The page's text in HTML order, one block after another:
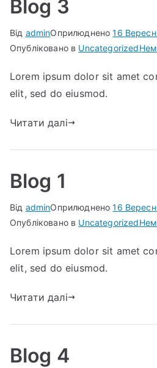
Blog 3
Від adminОприлюднено16
Опубліковано в Uncategorized
Lorem ipsum dolor sit amet
elit, sed do eiusmod.
Читати далі
Blog 1
Від adminОприлюднено16
Опубліковано в Uncategorized
Lorem ipsum dolor sit amet
elit, sed do eiusmod.
Читати далі
Blog 4